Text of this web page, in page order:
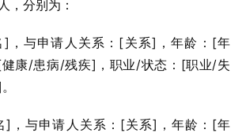
，分别为：
]，与申请人关系：[关系]，年龄：[年
康/患病/残疾]，职业/状态：[职业/失
]，与申请人关系：[关系]，年龄：[年